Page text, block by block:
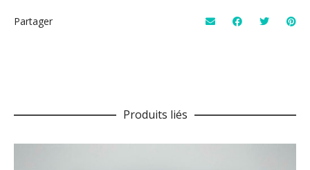
Partager
Produits liés